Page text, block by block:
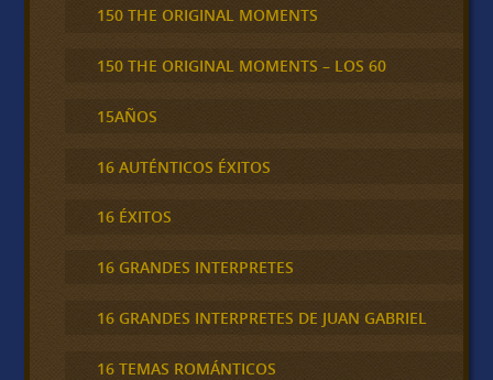
150 THE ORIGINAL MOMENTS
150 THE ORIGINAL MOMENTS – LOS 60
15AÑOS
16 AUTÉNTICOS ÉXITOS
16 ÉXITOS
16 GRANDES INTERPRETES
16 GRANDES INTERPRETES DE JUAN GABRIEL
16 TEMAS ROMÁNTICOS